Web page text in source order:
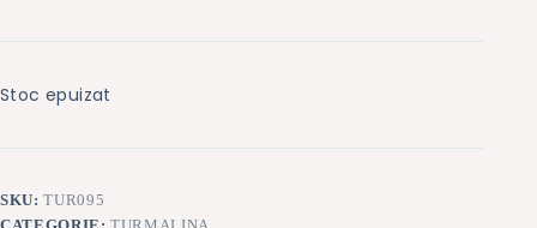
Stoc epuizat
SKU:TUR095